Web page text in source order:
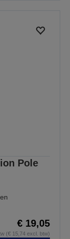
Pole
€ 19,05
(€ 15,74 excl. btw)